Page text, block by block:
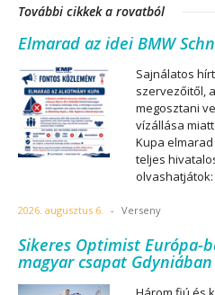
További cikkek a rovatból
Elmarad az idei BMW
Sajnálatos
szervezőitől,
megosztani
vízállása
Kupa
teljes
olvashatjátok:
2026. augusztus 6. - Verseny
Sikeres Optimist Európa-
magyar csapat Gdyniában